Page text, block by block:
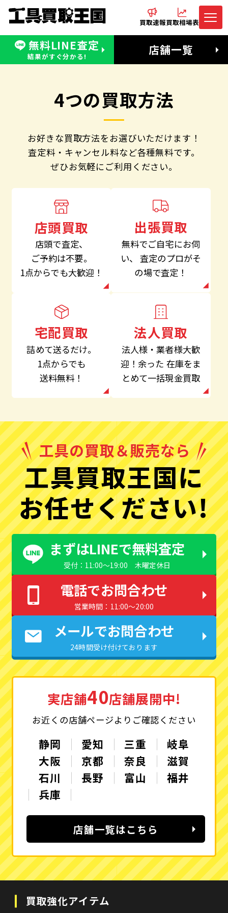
買取速報買取相場表
無料LINE査定
結果がすぐ分かる! 店舗一覧
無料LINE査定
受付：11:00〜19:00 木曜定休日
電話でお問合わせ
営業時間：11:00〜20:00
4つの買取方法
お好きな買取方法をお選びいただけます！
査定料・キャンセル料など各種無料です。
ぜひお気軽にご利用ください。
店頭買取
店頭で査定、
ご予約は不要。
1点からでも大歓迎！
出張買取
無料でご自宅にお伺
い、
査定のプロがそ
の場で査定！
宅配買取
詰めて送るだけ。
1点からでも
送料無料！
法人買取
法人様・業者様大歓
迎！余った 在庫をま
とめて一括現金買取
工具買取王国に
お任せください!
まずはLINEで無料査定
受付：11:00〜19:00 木曜定休日
電話でお問合わせ
営業時間：11:00〜20:00
メールでお問合わせ
24時間受け付けております
実店舗40店舗展開中!
お近くの店舗ページよりご確認ください
静岡 愛知 三重
岐阜
大阪
京都 奈良
滋賀
石川
長野 富山
福井
兵庫
店舗一覧はこちら
買取強化アイテム